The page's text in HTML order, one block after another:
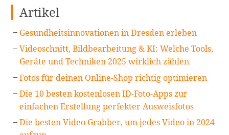
Artikel
Gesundheitsinnovationen in Dresden erleben
Videoschnitt, Bildbearbeitung & KI: Welche Tools,
Geräte und Techniken 2025 wirklich zählen
Fotos für deinen Online-Shop richtig optimieren
Die 10 besten kostenlosen ID-Foto-Apps zur
einfachen Erstellung perfekter Ausweisfotos
Die besten Video Grabber, um jedes Video in 2024